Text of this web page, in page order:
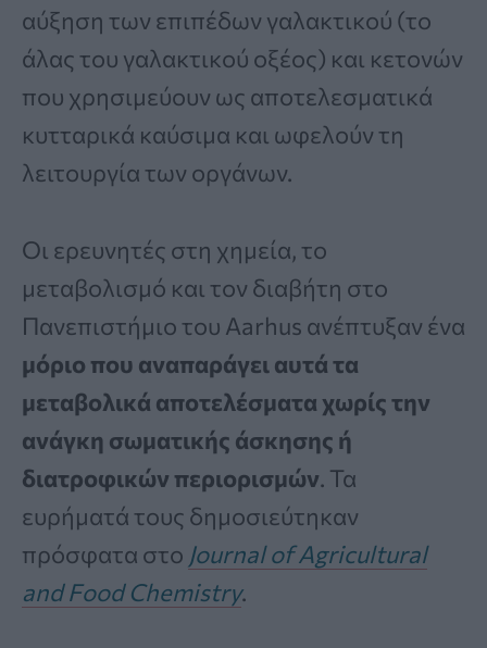
αύξηση των επιπέδων γαλακτικού (το
άλας του γαλακτικού οξέος) και κετονών
που χρησιμεύουν ως αποτελεσματικά
κυτταρικά καύσιμα και ωφελούν τη
λειτουργία των οργάνων.
Οι ερευνητές στη χημεία, το
μεταβολισμό και τον διαβήτη στο
Πανεπιστήμιο του Aarhus ανέπτυξαν ένα
μόριο που αναπαράγει αυτά τα
μεταβολικά αποτελέσματα χωρίς την
ανάγκη σωματικής άσκησης ή
διατροφικών περιορισμών. Τα
ευρήματά τους δημοσιεύτηκαν
πρόσφατα στο Journal of Agricultural
and Food Chemistry.